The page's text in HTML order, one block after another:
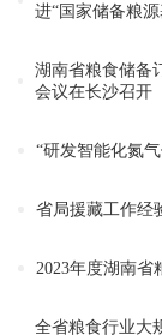
进“国家储备粮
湖南省粮食储备
会议在长沙召开
“研发智能化氮
省局援藏工作经
2023年度湖南
全省粮食行业大